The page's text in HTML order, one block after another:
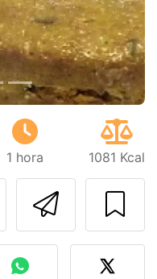
1 hora 1081 Kcal
Imprimao autor